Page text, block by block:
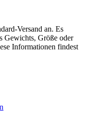
Versand an. Es
Gewichts, Größe oder
Informationen findest